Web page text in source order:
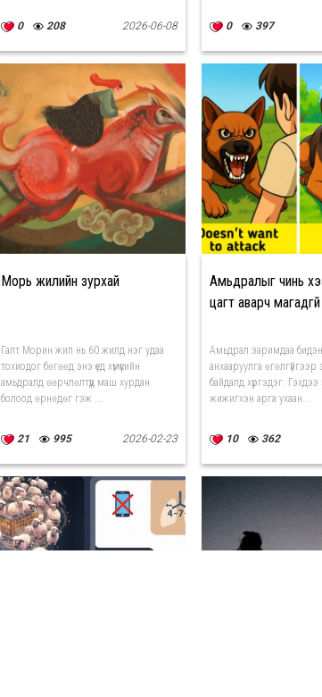
0 208 2026-06-08 0 397
Морь жилийн зурхай
Галт Морин жил нь 60 жилд нэг удаа
тохиодог бөгөөд энэ үед хүмүүсийн
амьдралд өөрчлөлтүүд маш хурдан
болоод өрнөдөг гэж ...
21 995 2026-02-23
Амьдралыг чинь
цагт аварч
Амьдрал заримдаа
анхааруулга
байдалд хүргэдэг.
жижигхэн арга ухаан...
10 362